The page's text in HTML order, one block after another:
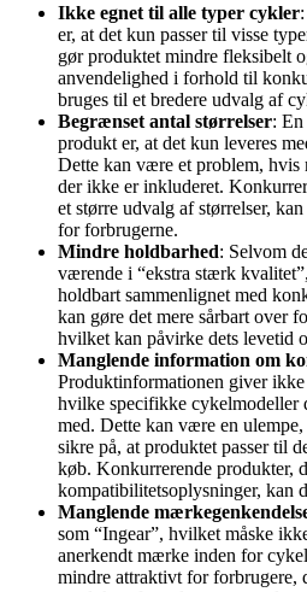
Ikke egnet til alle typer cykler
er, at det kun passer til visse
gør produktet mindre fleksibelt
anvendelighed i forhold til
bruges til et bredere udvalg af
Begrænset antal størrelser: En
produkt er, at det kun leveres
Dette kan være et problem, hvis
der ikke er inkluderet.
et større udvalg af størrelser,
for forbrugerne.
Mindre holdbarhed: Selvom
værende i “ekstra stærk
holdbart sammenlignet med
kan gøre det mere sårbart over
hvilket kan påvirke dets levetid
Manglende information om
Produktinformationen giver
hvilke specifikke cykelmodeller
med. Dette kan være en
sikre på, at produktet passer til
køb. Konkurrerende produkter,
kompatibilitetsoplysninger, kan
Manglende
som “Ingear”, hvilket måske
anerkendt mærke inden for
mindre attraktivt for forbrugere,